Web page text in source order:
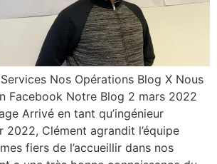
Nos Opérations Blog X Nous
Facebook Notre Blog 2 mars 2022
Arrivé en tant qu’ingénieur
2022, Clément agrandit l’équipe
fiers de l’accueillir dans nos